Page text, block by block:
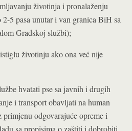
životinja i pronalaženju
5 pasa unutar i van granica BiH sa
Gradskoj službi);
životinju ako ona već nije
hvatati pse sa javnih i drugih
i transport obavljati na human
odgovarajuće opreme i